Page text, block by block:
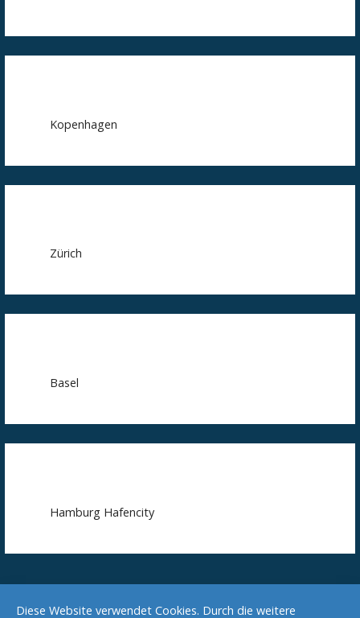
Kopenhagen
Zürich
Basel
Hamburg Hafencity
Diese Website verwendet Cookies. Durch die weitere